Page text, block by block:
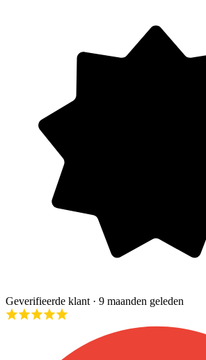
Geverifieerde klant· 9 maanden geleden